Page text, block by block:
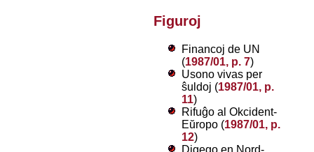
Figuroj
Financoj de UN
(1987/01, p. 7)
Usono vivas per
ŝuldoj (1987/01, p.
11)
Rifuĝo al Okcident-
Eŭropo (1987/01, p.
12)